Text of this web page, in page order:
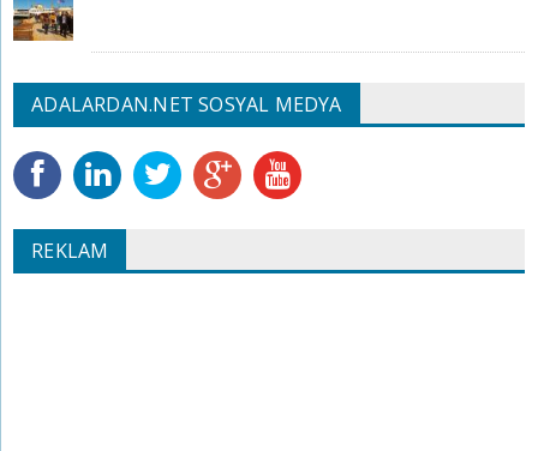
ADALARDAN.NET SOSYAL MEDYA
REKLAM